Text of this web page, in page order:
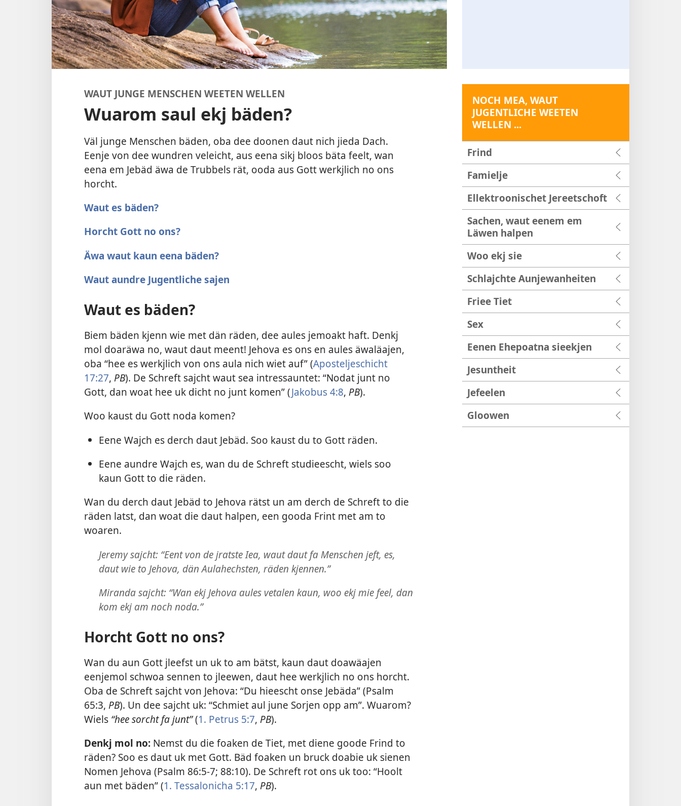
WAUT JUNGE MENSCHEN WEETEN WELLEN
Wuarom saul ekj bäden?
Väl junge Menschen bäden, oba dee doonen daut nich jieda Dach.
Eenje von dee wundren veleicht, aus eena sikj bloos bäta feelt, wan
eena em Jebäd äwa de Trubbels rät, ooda aus Gott werkjlich no ons
horcht.
Waut es bäden?
Horcht Gott no ons?
Äwa waut kaun eena bäden?
Waut aundre Jugentliche sajen
Waut es bäden?
Biem bäden kjenn wie met dän räden, dee aules jemoakt haft. Denkj
mol doaräwa no, waut daut meent! Jehova es ons en aules äwaläajen,
oba “hee es werkjlich von ons aula nich wiet auf” (Aposteljeschicht
17:27, PB). De Schreft sajcht waut sea intressauntet: “Nodat junt no
Gott, dan woat hee uk dicht no junt komen” (Jakobus 4:8, PB).
Woo kaust du Gott noda komen?
Eene Wajch es derch daut Jebäd. Soo kaust du to Gott räden.
Eene aundre Wajch es, wan du de Schreft studieescht, wiels soo
kaun Gott to die räden.
Wan du derch daut Jebäd to Jehova rätst un am derch de Schreft to die
räden latst, dan woat die daut halpen, een gooda Frint met am to
woaren.
Jeremy sajcht: “Eent von de jratste Iea, waut daut fa Menschen jeft, es,
daut wie to Jehova, dän Aulahechsten, räden kjennen.”
Miranda sajcht: “Wan ekj Jehova aules vetalen kaun, woo ekj mie feel, dan
kom ekj am noch noda.”
Horcht Gott no ons?
Wan du aun Gott jleefst un uk to am bätst, kaun daut doawäajen
eenjemol schwoa sennen to jleewen, daut hee werkjlich no ons horcht.
Oba de Schreft sajcht von Jehova: “Du hieescht onse Jebäda” (Psalm
65:3, PB). Un dee sajcht uk: “Schmiet aul june Sorjen opp am”. Wuarom?
Wiels “hee sorcht fa junt”(1. Petrus 5:7, PB).
Denkj mol no: Nemst du die foaken de Tiet, met diene goode Frind to
räden? Soo es daut uk met Gott. Bäd foaken un bruck doabie uk sienen
Nomen Jehova (Psalm 86:5-7; 88:10). De Schreft rot ons uk too: “Hoolt
aun met bäden” (1. Tessalonicha 5:17, PB).
NOCH MEA, WAUT
JUGENTLICHE WEETEN
WELLEN ...
Frind
Famielje
Ellektroonischet Jereetschoft
Sachen, waut eenem em
Läwen halpen
Woo ekj sie
Schlajchte Aunjewanheiten
Friee Tiet
Sex
Eenen Ehepoatna sieekjen
Jesuntheit
Jefeelen
Gloowen